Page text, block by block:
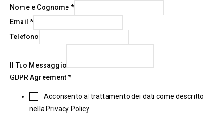
Nome e Cognome *
Email*
Telefono
Il Tuo Messaggio
GDPR Agreement *
Acconsento al trattamento dei dati come descritto
nella Privacy Policy